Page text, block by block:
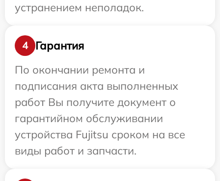
устранением неполадок.
4
Гарантия
По окончании ремонта и
подписания акта выполненных
работ Вы получите документ о
гарантийном обслуживании
устройства Fujitsu сроком на все
виды работ и запчасти.